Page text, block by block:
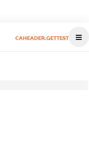
CAHEADER.GETTEST